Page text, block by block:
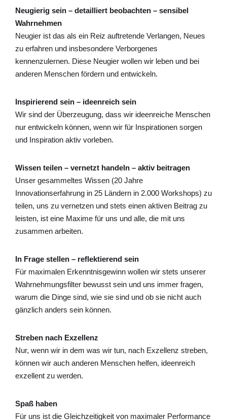
Neugierig sein – detailliert beobachten – sensibel
Wahrnehmen
Neugier ist das als ein Reiz auftretende Verlangen, Neues
zu erfahren und insbesondere Verborgenes
kennenzulernen. Diese Neugier wollen wir leben und bei
anderen Menschen fördern und entwickeln.
Inspirierend sein – ideenreich sein
Wir sind der Überzeugung, dass wir ideenreiche Menschen
nur entwickeln können, wenn wir für Inspirationen sorgen
und Inspiration aktiv vorleben.
Wissen teilen – vernetzt handeln – aktiv beitragen
Unser gesammeltes Wissen (20 Jahre
Innovationserfahrung in 25 Ländern in 2.000 Workshops) zu
teilen, uns zu vernetzen und stets einen aktiven Beitrag zu
leisten, ist eine Maxime für uns und alle, die mit uns
zusammen arbeiten.
In Frage stellen – reflektierend sein
Für maximalen Erkenntnisgewinn wollen wir stets unserer
Wahrnehmungsfilter bewusst sein und uns immer fragen,
warum die Dinge sind, wie sie sind und ob sie nicht auch
gänzlich anders sein können.
Streben nach Exzellenz
Nur, wenn wir in dem was wir tun, nach Exzellenz streben,
können wir auch anderen Menschen helfen, ideenreich
exzellent zu werden.
Spaß haben
Für uns ist die Gleichzeitigkeit von maximaler Performance